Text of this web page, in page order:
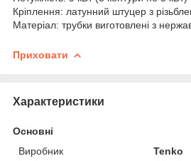
Кріплення: латунний штуцер з
Матеріал: трубки виготовлені з
Приховати
Характеристики
Основні
Виробник
Tenko